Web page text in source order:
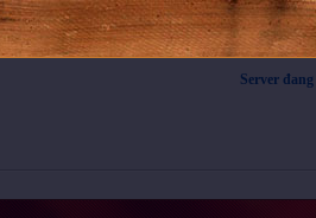
Server